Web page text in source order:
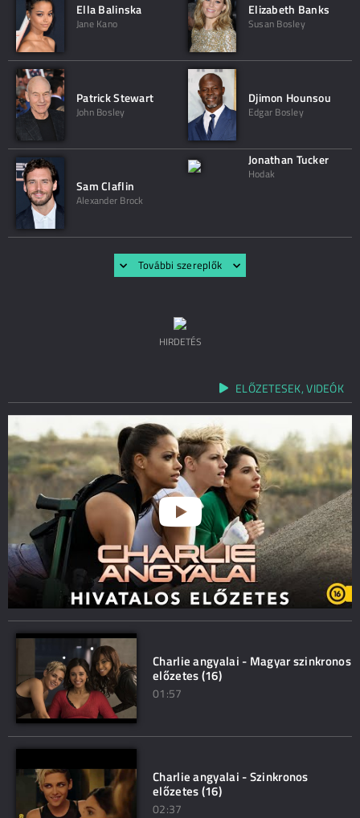
Ella Balinska
Jane Kano
Elizabeth Banks
Susan Bosley
Patrick Stewart
John Bosley
Djimon Hounsou
Edgar Bosley
Sam Claflin
Alexander Brock
Jonathan Tucker
Hodak
További szereplők
HIRDETÉS
ELŐZETESEK, VIDEÓK
Charlie angyalai - Magyar szinkronos
előzetes (16)
01:57
Charlie angyalai - Szinkronos
előzetes (16)
02:37